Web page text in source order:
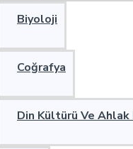
Biyoloji
Coğrafya
Din Kültürü Ve